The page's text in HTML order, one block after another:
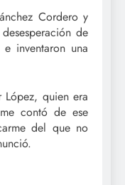
Cordero y
de
inventaron una
López, quien era
contó de ese
del que no